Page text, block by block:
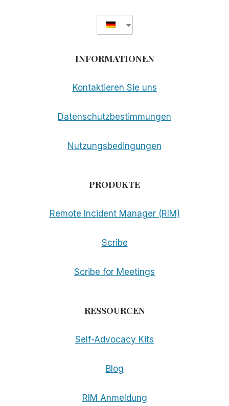
INFORMATIONEN
Kontaktieren Sie uns
Datenschutzbestimmungen
Nutzungsbedingungen
PRODUKTE
Remote Incident Manager (RIM)
Scribe
Scribe for Meetings
RESSOURCEN
Self-Advocacy Kits
Blog
RIM Anmeldung